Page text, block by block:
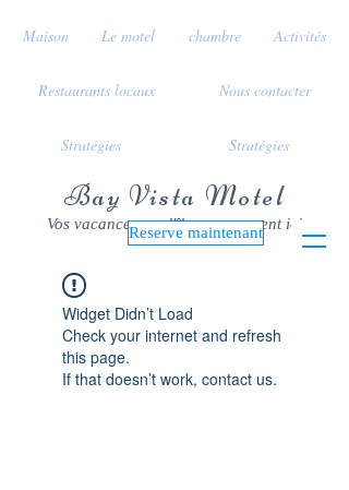
Bay Vista Motel
Vos vacances sur l'île commencent ici
Reserve maintenant
Maison Le motel chambre Activités
Restaurants locaux Nous contacter
Stratégies Stratégies
Widget Didn’t Load
Check your internet and refresh
this page.
If that doesn’t work, contact us.